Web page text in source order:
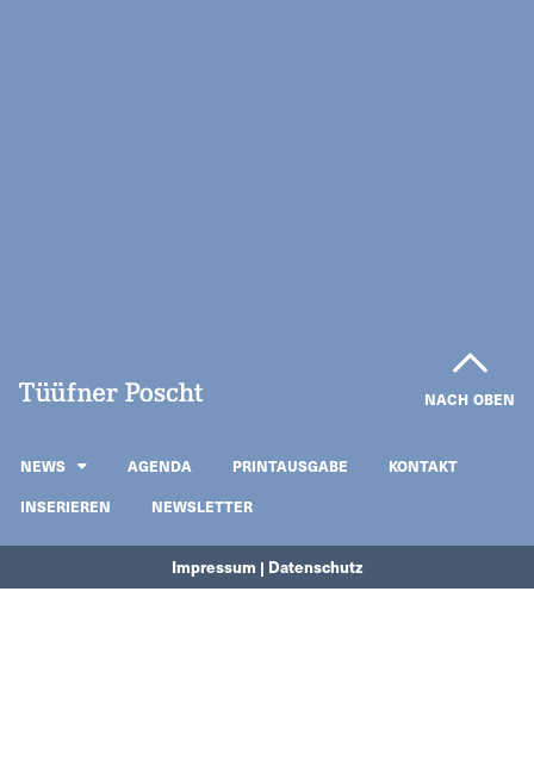
NACH OBEN
NEWS AGENDA PRINTAUSGABE
KONTAKT
INSERIEREN
NEWSLETTER
Impressum | Datenschutz